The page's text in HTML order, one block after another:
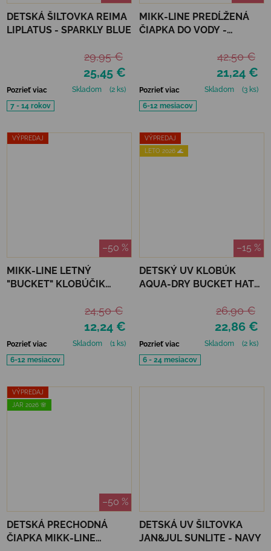
DETSKÁ ŠILTOVKA REIMA
LIPLATUS - SPARKLY BLUE
25,45 €
29,95 €
Pozrieť viac Skladom
(2 ks)
7 - 14 rokov
MIKK-LINE PREDĹŽENÁ
ČIAPKA DO VODY -
21,24 €
42,50 €
Pozrieť viac Skladom
(3 ks)
6-12 mesiacov
VÝPREDAJ
–50 %
MIKK-LINE LETNÝ
"BUCKET" KLOBÚČIK
12,24 €
24,50 €
Pozrieť viac Skladom
(1 ks)
6-12 mesiacov
VÝPREDAJ
LETO 2026 🌊
–15 %
DETSKÝ UV KLOBÚK
AQUA-DRY BUCKET HAT
22,86 €
26,90 €
Pozrieť viac Skladom
(2 ks)
6 - 24 mesiacov
VÝPREDAJ
JAR 2026 🌸
–50 %
DETSKÁ PRECHODNÁ
ČIAPKA MIKK-LINE
DETSKÁ UV ŠILTOVKA
JAN&JUL SUNLITE - NAVY